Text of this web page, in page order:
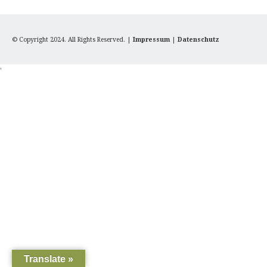
© Copyright 2024. All Rights Reserved. | Impressum | Datenschutz
'
Translate »